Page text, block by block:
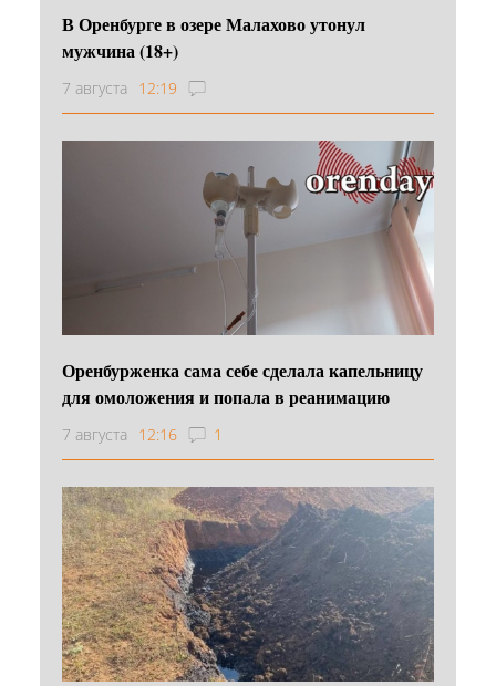
В Оренбурге в озере Малахово утонул
мужчина (18+)
7 августа 12:19
Оренбурженка сама себе сделала капельницу
для омоложения и попала в реанимацию
7 августа 12:16 1